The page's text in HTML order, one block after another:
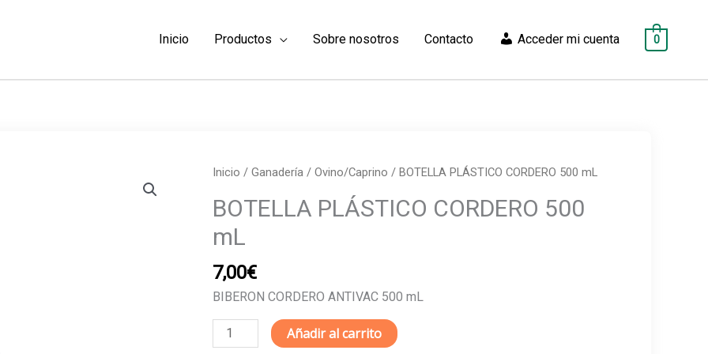
Inicio Productos Sobre nosotros Contacto Acceder mi cuenta 0
Inicio / Ganadería/ Ovino/Caprino / BOTELLA PLÁSTICO CORDERO 500 mL
BOTELLA PLÁSTICO CORDERO 500
mL
7,00€
BIBERON CORDERO ANTIVAC 500 mL
BOTELLA
PLÁSTICO
Añadir al carrito